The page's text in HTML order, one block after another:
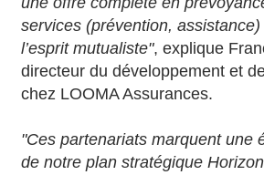
services (prévention,
l’esprit mutualiste", explique
directeur du développement et
chez LOOMA Assurances.
"Ces partenariats marquent une
de notre plan stratégique